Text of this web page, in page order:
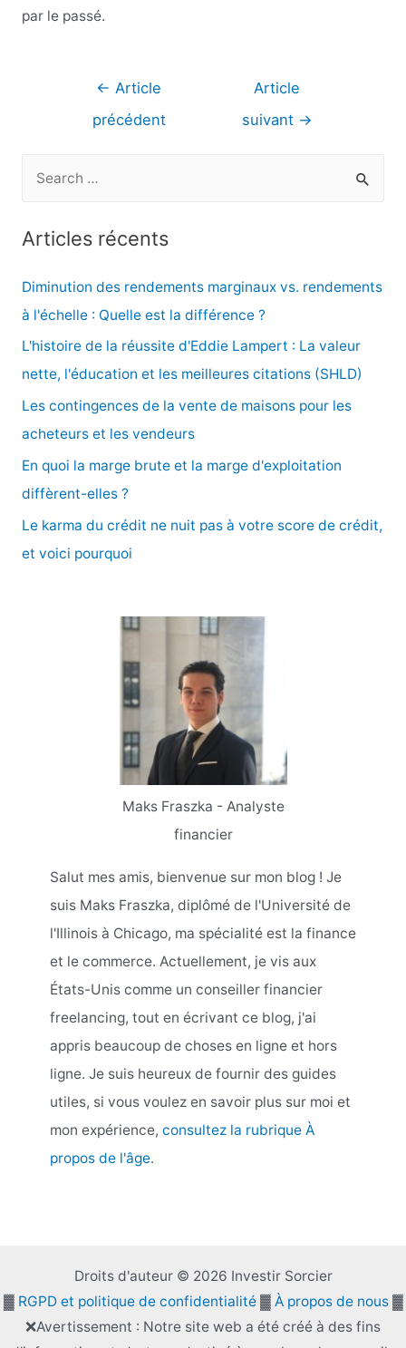
par le passé.
Navigation
l’article
← Article
précédent
Article
suivant →
e
r
c
Articles récents
Diminution des rendements marginaux vs. rendements
à l'échelle : Quelle est la différence ?
L'histoire de la réussite d'Eddie Lampert : La valeur
nette, l'éducation et les meilleures citations (SHLD)
Les contingences de la vente de maisons pour les
acheteurs et les vendeurs
En quoi la marge brute et la marge d'exploitation
diffèrent-elles ?
Le karma du crédit ne nuit pas à votre score de crédit,
et voici pourquoi
Maks Fraszka - Analyste
financier
Salut mes amis, bienvenue sur mon blog ! Je
suis Maks Fraszka, diplômé de l'Université de
l'Illinois à Chicago, ma spécialité est la finance
et le commerce. Actuellement, je vis aux
États-Unis comme un conseiller financier
freelancing, tout en écrivant ce blog, j'ai
appris beaucoup de choses en ligne et hors
ligne. Je suis heureux de fournir des guides
utiles, si vous voulez en savoir plus sur moi et
mon expérience, consultez la rubrique À
propos de l'âge.
Droits d'auteur © 2026 Investir Sorcier
▓ RGPD et politique de confidentialité▓ À propos de nous▓
❌Avertissement : Notre site web a été créé à des fins